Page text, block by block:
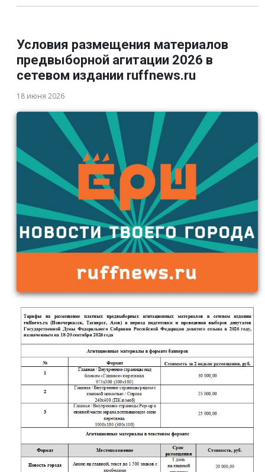
Условия размещения материалов
предвыборной агитации 2026 в
сетевом издании ruffnews.ru
18 июня 2026